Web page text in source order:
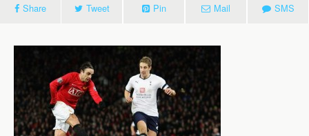
Share Tweet Pin Mail SMS